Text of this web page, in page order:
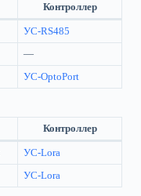
Контроллер
УС-RS485
—
УС-OptoPort
Контроллер
УС-Lora
УС-Lora